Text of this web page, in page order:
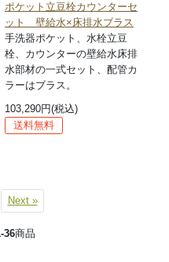
ポケット立豆栓カウンターセ
ット 壁給水×床排水ブラス
手洗器ポケット、水栓立豆
栓、カウンターの壁給水床排
水部材の一式セット、配管カ
ラーはブラス。
103,290円(税込)
送料無料
Next »
36商品